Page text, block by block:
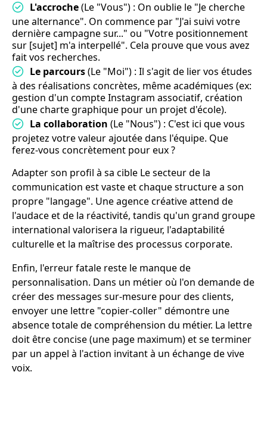
L'accroche(Le "Vous") : On oublie le "Je cherche
une alternance". On commence par "J'ai suivi votre
dernière campagne sur..." ou "Votre positionnement
sur [sujet] m'a interpellé". Cela prouve que vous avez
fait vos recherches.
Le parcours(Le "Moi") : Il s'agit de lier vos études
à des réalisations concrètes, même académiques (ex:
gestion d'un compte Instagram associatif, création
d'une charte graphique pour un projet d'école).
La collaboration (Le "Nous") : C'est ici que vous
projetez votre valeur ajoutée dans l'équipe. Que
ferez-vous concrètement pour eux ?
Adapter son profil à sa cible Le secteur de la
communication est vaste et chaque structure a son
propre "langage". Une agence créative attend de
l'audace et de la réactivité, tandis qu'un grand groupe
international valorisera la rigueur, l'adaptabilité
culturelle et la maîtrise des processus corporate.
Enfin, l'erreur fatale reste le manque de
personnalisation. Dans un métier où l'on demande de
créer des messages sur-mesure pour des clients,
envoyer une lettre "copier-coller" démontre une
absence totale de compréhension du métier. La lettre
doit être concise (une page maximum) et se terminer
par un appel à l'action invitant à un échange de vive
voix.